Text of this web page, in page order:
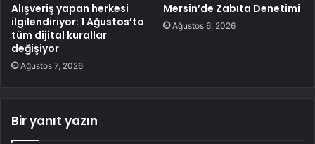
Alışveriş yapan herkesi
ilgilendiriyor: 1 Ağustos’ta
tüm dijital kurallar
değişiyor
Ağustos 7, 2026
Mersin’de Zabıta Denetimi
Ağustos 6, 2026
Bir yanıt yazın